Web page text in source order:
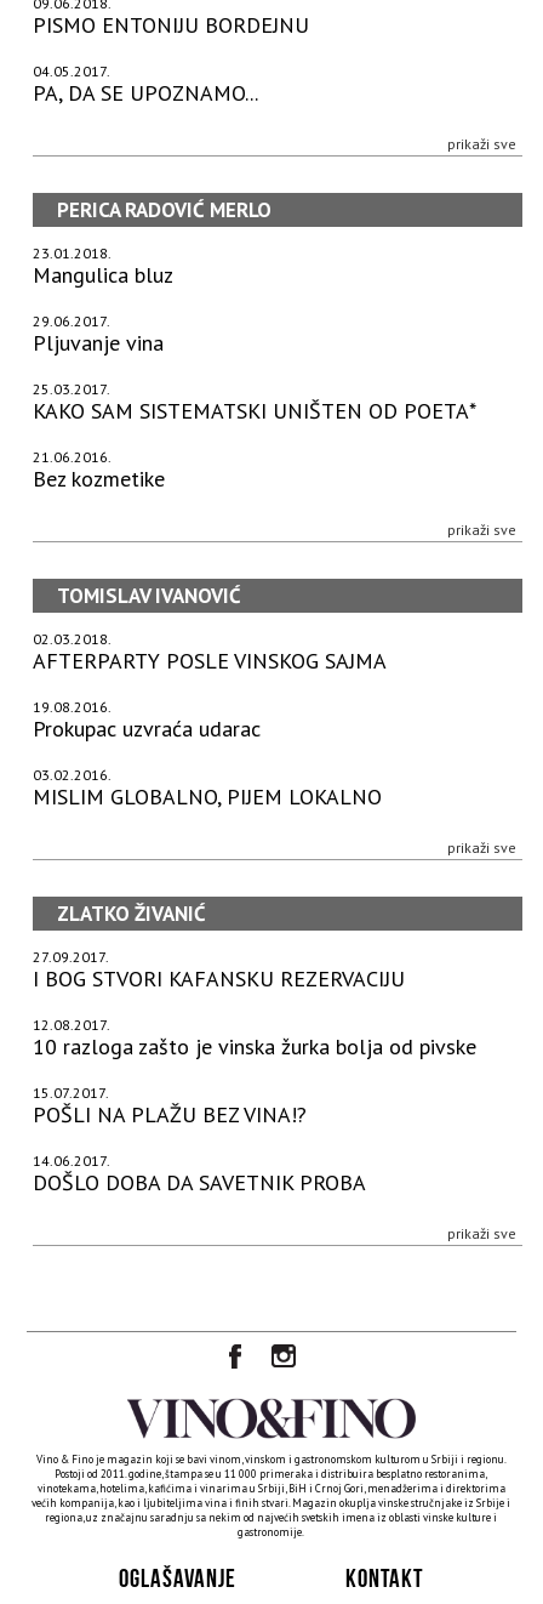
PISMO ENTONIJU BORDEJNU
04.05.2017.
PA, DA SE UPOZNAMO...
prikaži sve
PERICA RADOVIĆ MERLO
23.01.2018.
Mangulica bluz
29.06.2017.
Pljuvanje vina
25.03.2017.
KAKO SAM SISTEMATSKI UNIŠTEN OD POETA*
21.06.2016.
Bez kozmetike
prikaži sve
TOMISLAV IVANOVIĆ
02.03.2018.
AFTERPARTY POSLE VINSKOG SAJMA
19.08.2016.
Prokupac uzvraća udarac
03.02.2016.
MISLIM GLOBALNO, PIJEM LOKALNO
prikaži sve
ZLATKO ŽIVANIĆ
27.09.2017.
I BOG STVORI KAFANSKU REZERVACIJU
12.08.2017.
10 razloga zašto je vinska žurka bolja od pivske
15.07.2017.
POŠLI NA PLAŽU BEZ VINA!?
14.06.2017.
DOŠLO DOBA DA SAVETNIK PROBA
prikaži sve
Vino & Fino je magazin koji se bavi vinom, vinskom i gastronomskom kulturom u Srbiji i regionu.
Postoji od 2011. godine, štampa se u 11 000 primeraka i distribuira besplatno restoranima,
vinotekama, hotelima, kafićima i vinarima u Srbiji, BiH i Crnoj Gori, menadžerima i direktorima
većih kompanija, kao i ljubiteljima vina i finih stvari. Magazin okuplja vinske stručnjake iz Srbije i
regiona, uz značajnu saradnju sa nekim od najvećih svetskih imena iz oblasti vinske kulture i
gastronomije.
OGLAŠAVANJE KONTAKT